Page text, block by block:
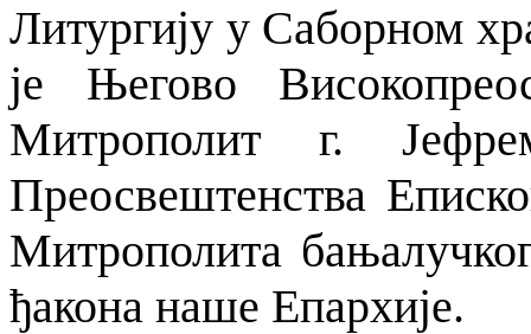
Литургију у Саборном
је Његово
Митрополит г.
Преосвештенства
Митрополита
ђакона наше Епархије.